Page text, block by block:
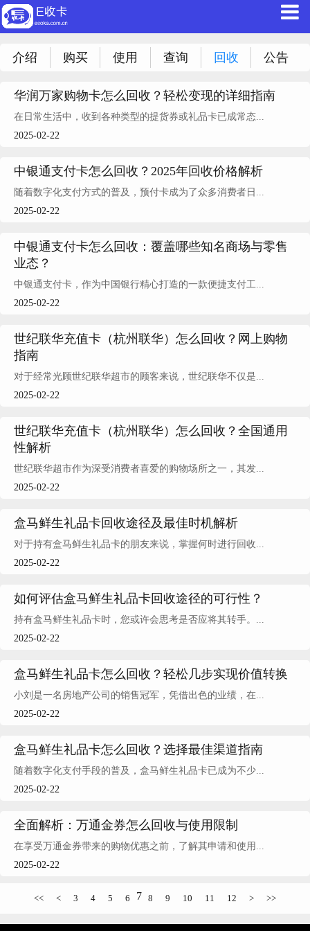
介绍 购买 使用 查询 回收 公告
华润万家购物卡怎么回收？轻松变现的详细指南
在日常生活中，收到各种类型的提货券或礼品卡已成常态...
2025-02-22
中银通支付卡怎么回收？2025年回收价格解析
随着数字化支付方式的普及，预付卡成为了众多消费者日...
2025-02-22
中银通支付卡怎么回收：覆盖哪些知名商场与零售
业态？
中银通支付卡，作为中国银行精心打造的一款便捷支付工...
2025-02-22
世纪联华充值卡（杭州联华）怎么回收？网上购物
指南
对于经常光顾世纪联华超市的顾客来说，世纪联华不仅是...
2025-02-22
世纪联华充值卡（杭州联华）怎么回收？全国通用
性解析
世纪联华超市作为深受消费者喜爱的购物场所之一，其发...
2025-02-22
盒马鲜生礼品卡回收途径及最佳时机解析
对于持有盒马鲜生礼品卡的朋友来说，掌握何时进行回收...
2025-02-22
如何评估盒马鲜生礼品卡回收途径的可行性？
持有盒马鲜生礼品卡时，您或许会思考是否应将其转手。...
2025-02-22
盒马鲜生礼品卡怎么回收？轻松几步实现价值转换
小刘是一名房地产公司的销售冠军，凭借出色的业绩，在...
2025-02-22
盒马鲜生礼品卡怎么回收？选择最佳渠道指南
随着数字化支付手段的普及，盒马鲜生礼品卡已成为不少...
2025-02-22
全面解析：万通金券怎么回收与使用限制
在享受万通金券带来的购物优惠之前，了解其申请和使用...
2025-02-22
<< < 3 4 5 6 7 8 9 10 11 12 > >>